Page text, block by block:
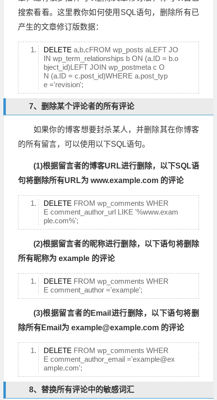
搜索看看。这里教你如何使用SQL语句，删除所有已
产生的文章修订版数据：
DELETEa,b,cFROM wp_posts aLEFT JO
IN wp_term_relationships b ON (a.ID = b.o
bject_id)LEFT JOIN wp_postmeta c O
N (a.ID = c.post_id)WHERE a.post_typ
e ='revision';
7、删除某个评论者的所有评论
如果你的博客想要封杀某人，并删除其在你博客
的所有留言，可以使用以下SQL语句。
(1)根据留言者的博客URL进行删除，以下SQL语
句将删除所有URL为 www.example.com 的评论
DELETEFROM wp_comments WHER
E comment_author_url LIKE '%www.exam
ple.com%';
(2)根据留言者的昵称进行删除，以下语句将删除
所有昵称为 example 的评论
DELETEFROM wp_comments WHER
E comment_author ='example';
(3)根据留言者的Email进行删除，以下语句将删
除所有Email为 example@example.com 的评论
DELETEFROM wp_comments WHER
E comment_author_email ='example@ex
ample.com';
8、替换所有评论中的敏感词汇